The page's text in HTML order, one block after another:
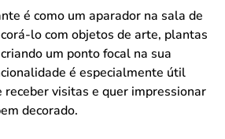
é como um aparador na sala de
lo com objetos de arte, plantas
um ponto focal na sua
é especialmente útil
receber visitas e quer impressionar
decorado.